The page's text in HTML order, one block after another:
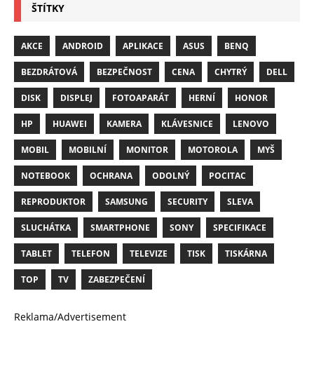
ŠTÍTKY
AKCE ANDROID APLIKACE ASUS BENQ
BEZDRÁTOVÁ BEZPEČNOST CENA CHYTRÝ DELL
DISK DISPLEJ FOTOAPARÁT HERNÍ HONOR
HP HUAWEI KAMERA KLÁVESNICE LENOVO
MOBIL MOBILNÍ MONITOR MOTOROLA MYŠ
NOTEBOOK OCHRANA ODOLNÝ POCITAC
REPRODUKTOR SAMSUNG SECURITY SLEVA
SLUCHÁTKA SMARTPHONE SONY SPECIFIKACE
TABLET TELEFON TELEVIZE TISK TISKÁRNA
TOP TV ZABEZPEČENÍ
Reklama/Advertisement